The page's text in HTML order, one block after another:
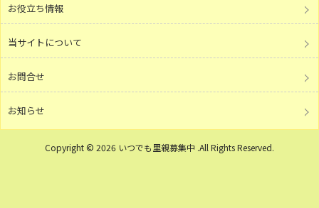
お役立ち情報
当サイトについて
お問合せ
お知らせ
Copyright © 2026 いつでも里親募集中 .All Rights Reserved.